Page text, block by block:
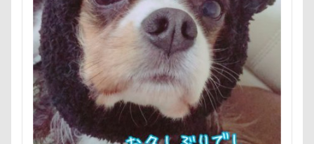
中島フィールズ
中瀬公園
來夢（らいむ）ちゃん
代々木公園ドッグラン
作品レビューコメント
体重
体調不良
佐久穂町
似顔絵師なつき
似顔絵
似たもの父子
休日の朝
仰向け抱っこ
代々木公園
串カツ田中 北千住店
人形